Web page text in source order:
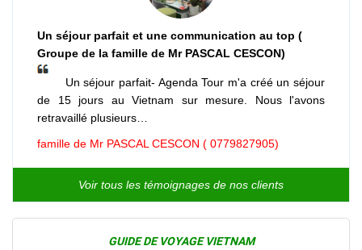
Un séjour parfait et une communication au top (
Groupe de la famille de Mr PASCAL CESCON)
Un séjour parfait- Agenda Tour m'a créé un séjour
de 15 jours au Vietnam sur mesure. Nous l'avons
retravaillé plusieurs…
famille de Mr PASCAL CESCON ( 0779827905)
Voir tous les témoignages de nos clients
GUIDE DE VOYAGE VIETNAM